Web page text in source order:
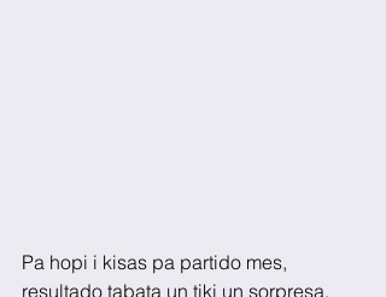
Pa hopi i kisas pa partido mes,
resultado tabata un tiki un sorpresa,